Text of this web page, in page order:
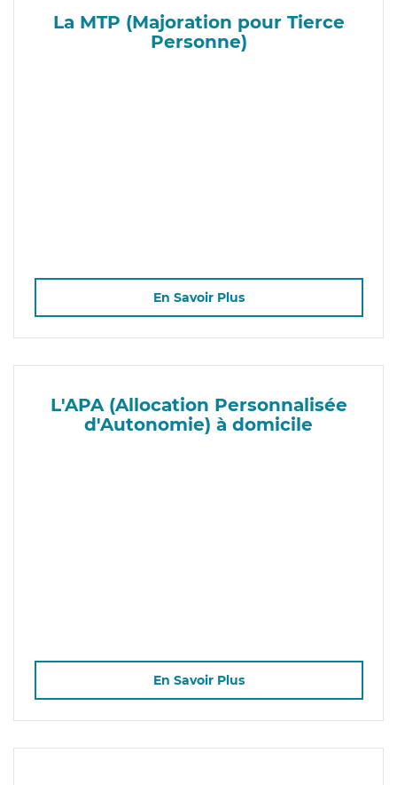
La MTP (Majoration pour Tierce
Personne)
En Savoir Plus
L'APA (Allocation Personnalisée
d'Autonomie) à domicile
En Savoir Plus